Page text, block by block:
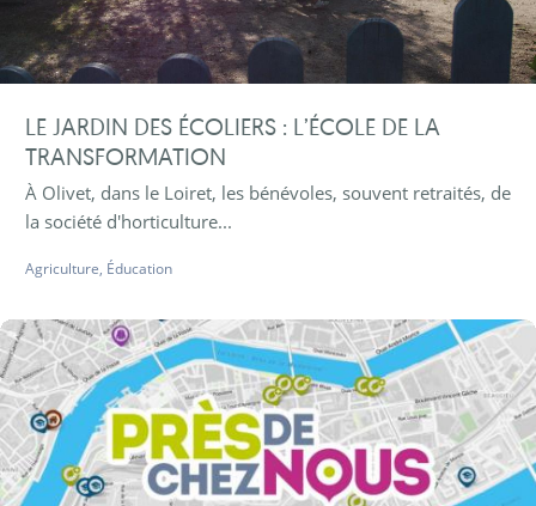
LE JARDIN DES ÉCOLIERS : L’ÉCOLE DE LA
TRANSFORMATION
À Olivet, dans le Loiret, les bénévoles, souvent retraités, de
la société d'horticulture...
Agriculture, Éducation